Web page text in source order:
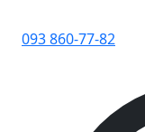
093 860-77-82